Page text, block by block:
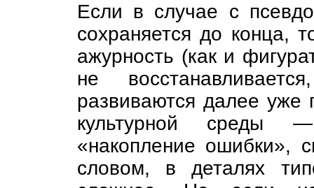
Если в случае с
сохраняется до конца,
ажурность (как и
не
развиваются далее уже
культурной среды
«накопление ошибки»,
словом, в деталях